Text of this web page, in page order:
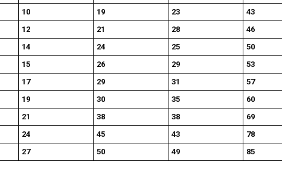
10 19 23
43
12 21 28
46
14 24 25
50
15 26 29
53
17 29 31
57
19 30 35
60
21 38 38
69
24 45 43
78
27 50 49 85